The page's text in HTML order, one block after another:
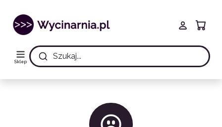
Sklep
Szukaj...